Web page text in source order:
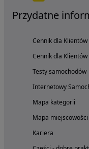
Przydatne
Cennik dla
Cennik dla
Testy samochodów
Internetowy
Mapa kategorii
Mapa miejscowości
Kariera